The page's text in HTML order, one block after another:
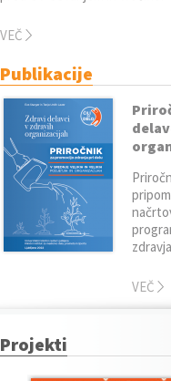
VEČ
Publikacije
VEČ
Projekti